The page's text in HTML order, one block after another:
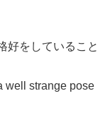
好をしていること
well strange pose